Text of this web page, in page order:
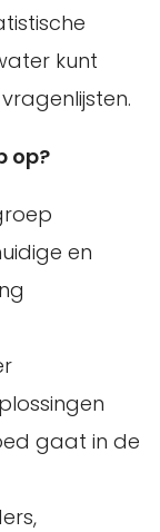
kunt
op?
en
gaat in de